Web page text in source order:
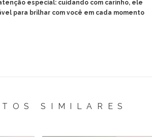
especial: cuidando com carinho, ele
para brilhar com você em cada momento
SIMILARES